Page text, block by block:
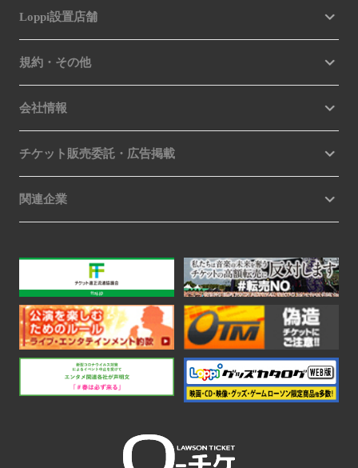
Loppi設置店舗
規約・その他
会社情報
チケット販売委託・広告掲載
関連企業